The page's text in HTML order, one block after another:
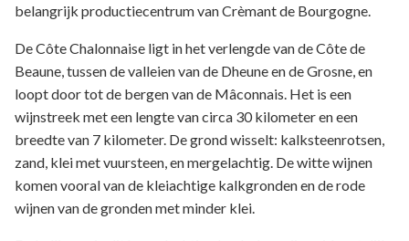
belangrijk productiecentrum van Crèmant de Bourgogne.
De Côte Chalonnaise ligt in het verlengde van de Côte de
Beaune, tussen de valleien van de Dheune en de Grosne, en
loopt door tot de bergen van de Mâconnais. Het is een
wijnstreek met een lengte van circa 30 kilometer en een
breedte van 7 kilometer. De grond wisselt: kalksteenrotsen,
zand, klei met vuursteen, en mergelachtig. De witte wijnen
komen vooral van de kleiachtige kalkgronden en de rode
wijnen van de gronden met minder klei.